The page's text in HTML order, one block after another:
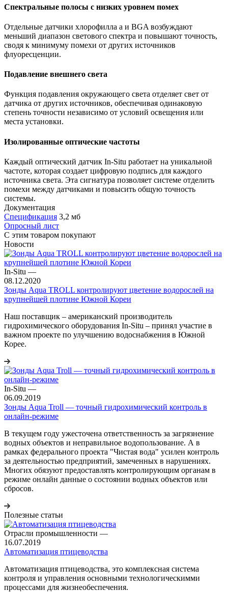
Спектральные полосы с низких уровнем помех
Отдельные датчики хлорофилла a и BGA возбуждают
меньший диапазон светового спектра и повышают точность,
сводя к минимуму помехи от других источников
флуоресценции.
Подавление внешнего света
Функция подавления окружающего света отделяет свет от
датчика от других источников, обеспечивая одинаковую
степень точности независимо от условий освещения или
места установки.
Изолированные оптические частоты
Каждый оптический датчик In-Situ работает на уникальной
частоте, которая создает цифровую подпись для каждого
источника света. Эта сигнатура позволяет системе отделить
помехи между датчиками и повысить общую точность
системы.
Документация
Спецификация 3,2 мб
Опросный лист
С этим товаром покупают
Новости
In-Situ —
08.12.2020
Зонды Aqua TROLL контролируют цветение водорослей на
крупнейшей плотине Южной Кореи
Наш поставщик – американский производитель
гидрохимического оборудования In-Situ – принял участие в
важном проекте по улучшению водоснабжения в Южной
Корее.
In-Situ —
06.09.2019
Зонды Aqua Troll ― точный гидрохимический контроль в
онлайн-режиме
В текущем году ужесточена ответственность за загрязнение
водных объектов и неправильное водопользование. А в
рамках федерального проекта "Чистая вода" усилен контроль
за деятельностью предприятий, замеченных в нарушениях.
Многих обязуют предоставлять контролирующим органам в
режиме онлайн данные о состоянии водных объектов или
сбросов.
Полезные статьи
Отрасли промышленности —
16.07.2019
Автоматизация птицеводства
Автоматизация птицеводства, это комплексная система
контроля и управления основными технологическимми
процессами для жизнеобеспечения.